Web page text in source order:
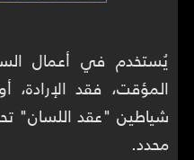
يُستخدم في أعمال
المؤقت، فقد
شياطين "عقد اللسان"
محدد.